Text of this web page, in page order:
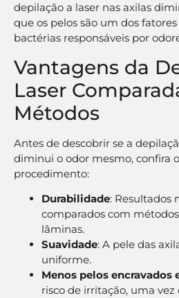
depilação a laser nas axilas
que os pelos são um dos
bactérias responsáveis por
Vantagens da
Laser
Métodos
Antes de descobrir se a
diminui o odor mesmo, confira
procedimento:
Durabilidade: Resultados
comparados com
lâminas.
Suavidade: A pele das
uniforme.
Menos pelos
risco de irritação, uma